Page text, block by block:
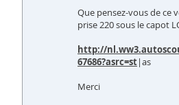
Que pensez-vous de ce
prise 220 sous le capot
http://
67686?asrc=st|as
Merci